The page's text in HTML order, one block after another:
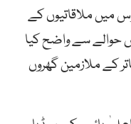
میں ملاقاتیوں کے
حوالے سے واضح کیا
کے ملازمین گھروں